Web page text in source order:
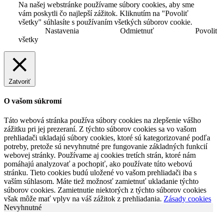
Na našej webstránke používame súbory cookies, aby sme
vám poskytli čo najlepší zážitok. Kliknutím na "Povoliť
všetky" súhlasíte s používaním všetkých súborov cookie.
Nastavenia
Odmietnuť
všetky
Zatvoriť
O vašom súkromí
Táto webová stránka používa súbory cookies na zlepšenie vášho
zážitku pri jej prezeraní. Z týchto súborov cookies sa vo vašom
prehliadači ukladajú súbory cookies, ktoré sú kategorizované podľa
potreby, pretože sú nevyhnutné pre fungovanie základných funkcií
webovej stránky. Používame aj cookies tretích strán, ktoré nám
pomáhajú analyzovať a pochopiť, ako používate túto webovú
stránku. Tieto cookies budú uložené vo vašom prehliadači iba s
vaším súhlasom. Máte tiež možnosť zamietnuť ukladanie týchto
súborov cookies. Zamietnutie niektorých z týchto súborov cookies
však môže mať vplyv na váš zážitok z prehliadania. Zásady cookies
Nevyhnutné